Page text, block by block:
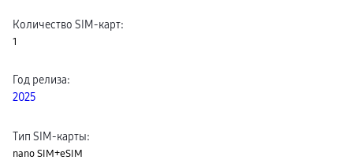
Количество SIM-карт:
1
Год релиза:
2025
Тип SIM-карты:
nano SIM+eSIM